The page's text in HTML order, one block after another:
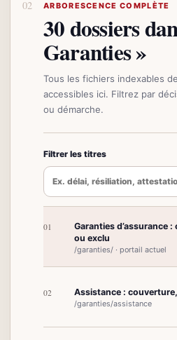
ARBORESCENCE COMPLÈTE
30 dossiers
Garanties »
Tous les fichiers indexables
accessibles ici. Filtrez par
ou démarche.
Filtrer les titres
01
Garanties d’assurance
ou exclu
/garanties/ · portail actuel
02 Assistance :
/garanties/assistance